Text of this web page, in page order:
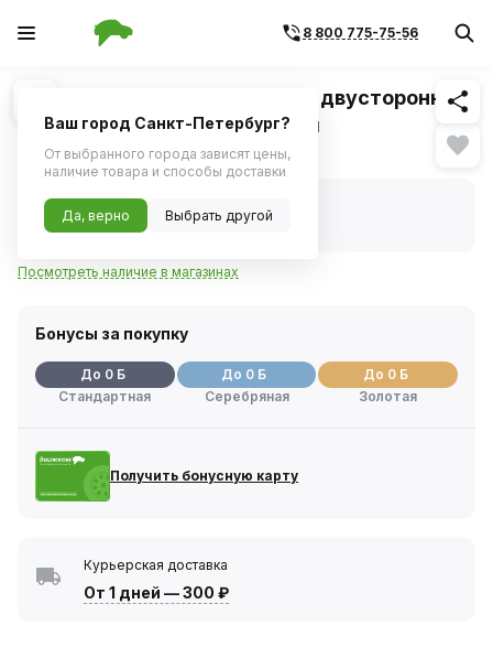
8 800 775-75-56
1/2 Похожие
Отвертка Ombra стержневая двусторонняя
ROUND GRIP, РН2,SL6x100 мм
Нет в наличии
Нет в наличии
Код товара:1114678
Артикул:756210
Посмотреть наличие в магазинах
Бонусы за покупку
До 0 Б
Стандартная
До 0 Б
Серебряная
До 0 Б
Золотая
Получить бонусную карту
Курьерская доставка
От 1 дней —300 ₽
Ваш город Санкт-Петербург?
От выбранного города зависят цены,
наличие товара и способы доставки
Да, верно Выбрать другой